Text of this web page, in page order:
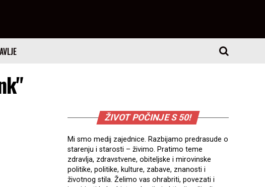
ŽIVOT POČINJE S 50!
Mi smo medij zajednice. Razbijamo predrasude o
starenju i starosti – živimo. Pratimo teme
zdravlja, zdravstvene, obiteljske i mirovinske
politike, politike, kulture, zabave, znanosti i
životnog stila. Želimo vas ohrabriti, povezati i